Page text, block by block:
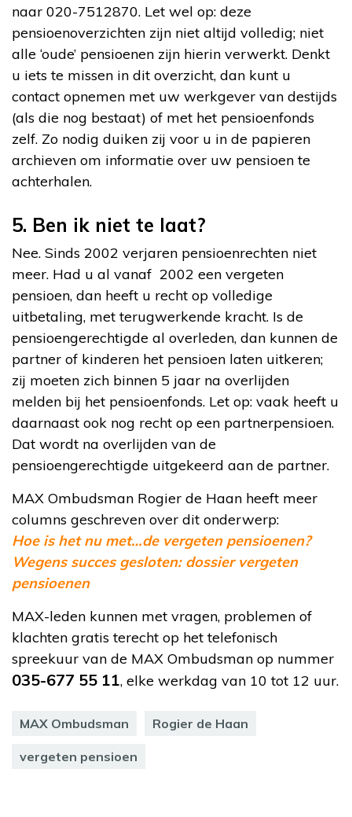
naar 020-7512870. Let wel op: deze
pensioenoverzichten zijn niet altijd volledig; niet
alle ‘oude’ pensioenen zijn hierin verwerkt. Denkt
u iets te missen in dit overzicht, dan kunt u
contact opnemen met uw werkgever van destijds
(als die nog bestaat) of met het pensioenfonds
zelf. Zo nodig duiken zij voor u in de papieren
archieven om informatie over uw pensioen te
achterhalen.
5. Ben ik niet te laat?
Nee. Sinds 2002 verjaren pensioenrechten niet
meer. Had u al vanaf 2002 een vergeten
pensioen, dan heeft u recht op volledige
uitbetaling, met terugwerkende kracht. Is de
pensioengerechtigde al overleden, dan kunnen de
partner of kinderen het pensioen laten uitkeren;
zij moeten zich binnen 5 jaar na overlijden
melden bij het pensioenfonds. Let op: vaak heeft u
daarnaast ook nog recht op een partnerpensioen.
Dat wordt na overlijden van de
pensioengerechtigde uitgekeerd aan de partner.
MAX Ombudsman Rogier de Haan heeft meer
columns geschreven over dit onderwerp:
Hoe is het nu met…de vergeten pensioenen?
Wegens succes gesloten: dossier vergeten
pensioenen
MAX-leden kunnen met vragen, problemen of
klachten gratis terecht op het telefonisch
spreekuur van de MAX Ombudsman op nummer
035-677 55 11, elke werkdag van 10 tot 12 uur.
MAX Ombudsman Rogier de Haan
vergeten pensioen